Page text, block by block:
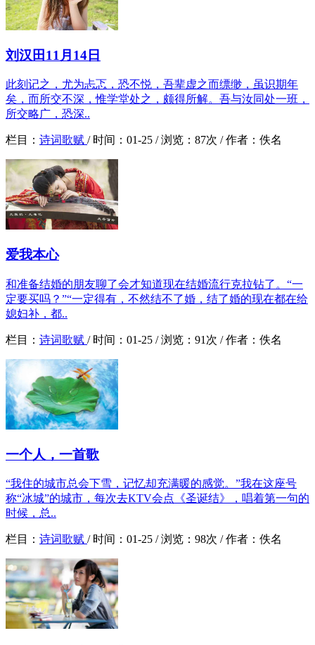
刘汉田11月14日
此刻记之，尤为忐忑，恐不悦，吾辈虚之而缥缈，虽识期年
矣，而所交不深，惟学堂处之，颇得所解。吾与汝同处一班，
所交略广，恐深..
栏目： 诗词歌赋 / 时间： 01-25 /浏览： 87次 /作者： 佚名
爱我本心
和准备结婚的朋友聊了会才知道现在结婚流行克拉钻了。“一
定要买吗？”“一定得有，不然结不了婚，结了婚的现在都在给
媳妇补，都..
栏目： 诗词歌赋 / 时间： 01-25 /浏览： 91次 /作者： 佚名
一个人，一首歌
“我住的城市总会下雪，记忆却充满暖的感觉。”我在这座号
称“冰城”的城市，每次去KTV会点《圣诞结》，唱着第一句的
时候，总..
栏目： 诗词歌赋 / 时间： 01-25 /浏览： 98次 /作者： 佚名